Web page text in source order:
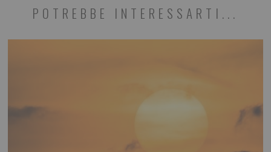
POTREBBE INTERESSARTI...